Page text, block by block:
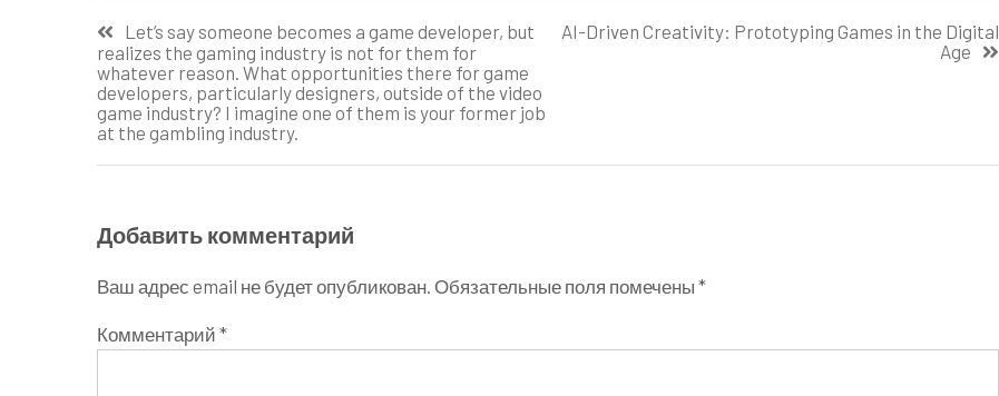
Навигация
по
записям
Let’s say someone becomes a game developer, but
realizes the gaming industry is not for them for
whatever reason. What opportunities there for game
developers, particularly designers, outside of the video
game industry? I imagine one of them is your former job
at the gambling industry.
AI-Driven Creativity: Prototyping Games in the Digital
Age
Добавить комментарий
Ваш адрес email не будет опубликован. Обязательные поля помечены *
Комментарий *